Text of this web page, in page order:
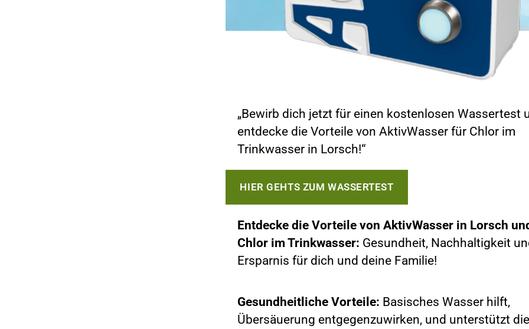
„Bewirb dich jetzt für einen kostenlosen Wassertest
entdecke die Vorteile von AktivWasser für Chlor im
Trinkwasser in Lorsch!“
HIER GEHTS ZUM WASSERTEST
Entdecke die Vorteile von AktivWasser in Lorsch
Chlor im Trinkwasser: Gesundheit, Nachhaltigkeit
Ersparnis für dich und deine Familie!
Gesundheitliche Vorteile: Basisches Wasser hilft,
Übersäuerung entgegenzuwirken, und unterstützt die